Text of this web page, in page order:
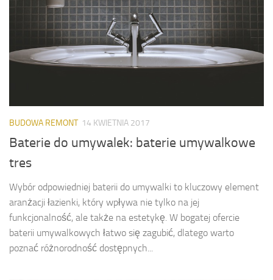
BUDOWA REMONT 14 KWIETNIA 2017
Baterie do umywalek: baterie umywalkowe
tres
Wybór odpowiedniej baterii do umywalki to kluczowy element
aranżacji łazienki, który wpływa nie tylko na jej
funkcjonalność, ale także na estetykę. W bogatej ofercie
baterii umywalkowych łatwo się zagubić, dlatego warto
poznać różnorodność dostępnych...